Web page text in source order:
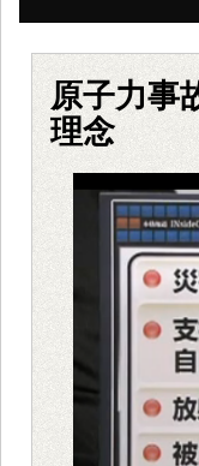
原子力事
理念